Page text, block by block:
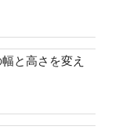
と高さを変え